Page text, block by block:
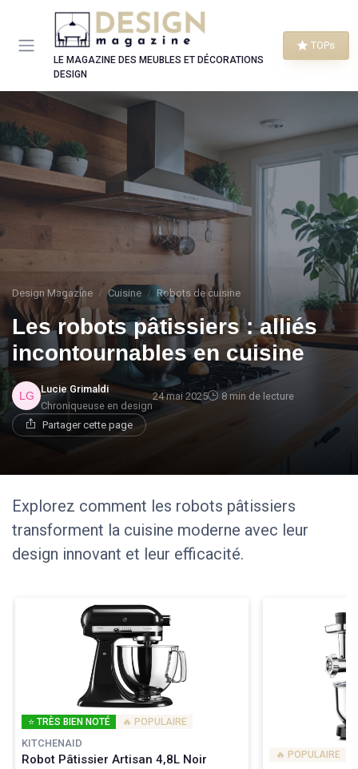
LE MAGAZINE DES MEUBLES ET DÉCORATIONS
DESIGN
TOPs
Design Magazine Cuisine Robots de cuisine
Les robots pâtissiers : alliés
incontournables en cuisine
Lucie Grimaldi
Chroniqueuse en design
24 mai 2025 8 min de lecture
Partager cette page
Explorez comment les robots pâtissiers
transforment la cuisine moderne avec leur
design innovant et leur efficacité.
⭐ TRÈS BIEN NOTÉ 🔥 POPULAIRE
KITCHENAID
Robot Pâtissier Artisan 4,8L Noir 🔥 POPULAIRE
Panneau de gestion des cookies